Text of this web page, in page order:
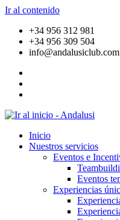
Ir al contenido
+34 956 312 981
+34 956 309 504
info@andalusiclub.com
Inicio
Nuestros servicios
Eventos e
Eventos
Experiencias